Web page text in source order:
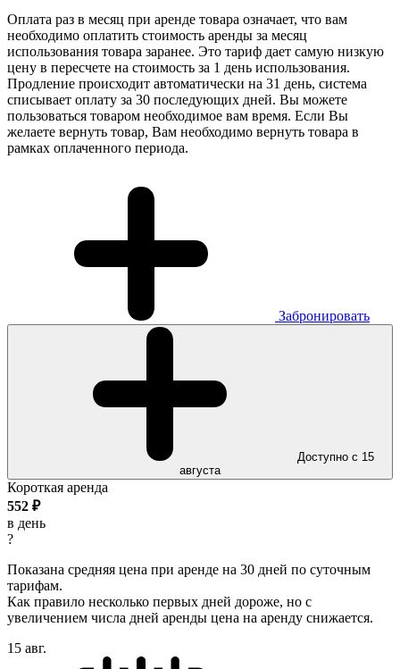
Оплата раз в месяц при аренде товара означает, что вам
необходимо оплатить стоимость аренды за месяц
использования товара заранее. Это тариф дает самую низкую
цену в пересчете на стоимость за 1 день использования.
Продление происходит автоматически на 31 день, система
списывает оплату за 30 последующих дней. Вы можете
пользоваться товаром необходимое вам время. Если Вы
желаете вернуть товар, Вам необходимо вернуть товара в
рамках оплаченного периода.
Забронировать
Доступно с 15
августа
Короткая аренда
552 ₽
в день
?
Показана средняя цена при аренде на 30 дней по суточным
тарифам.
Как правило несколько первых дней дороже, но с
увеличением числа дней аренды цена на аренду снижается.
15 авг.